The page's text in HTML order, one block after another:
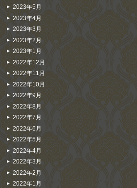
2023年5月
2023年4月
2023年3月
2023年2月
2023年1月
2022年12月
2022年11月
2022年10月
2022年9月
2022年8月
2022年7月
2022年6月
2022年5月
2022年4月
2022年3月
2022年2月
2022年1月